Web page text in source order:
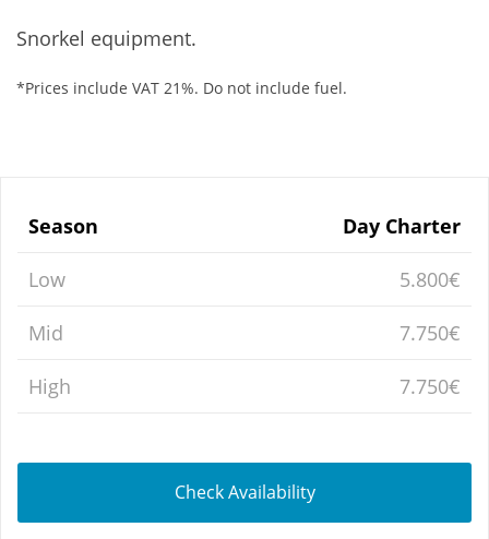
Snorkel equipment.
*Prices include VAT 21%. Do not include fuel.
Season Day Charter
Low 5.800€
Mid 7.750€
High 7.750€
Check Availability